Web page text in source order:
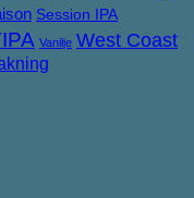
Session IPA
Vanilje West Coast